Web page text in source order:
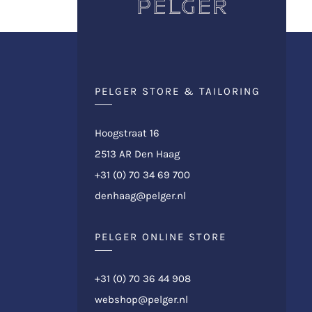
PELGER STORE & TAILORING
Hoogstraat 16
2513 AR Den Haag
+31 (0) 70 34 69 700
denhaag@pelger.nl
PELGER ONLINE STORE
+31 (0) 70 36 44 908
webshop@pelger.nl